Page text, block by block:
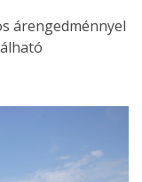
árengedménnyel